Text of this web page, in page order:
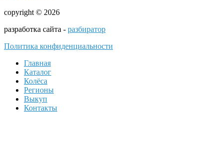
copyright © 2026
разработка сайта - разбиратор
Политика конфиденциальности
Главная
Каталог
Колёса
Регионы
Выкуп
Контакты